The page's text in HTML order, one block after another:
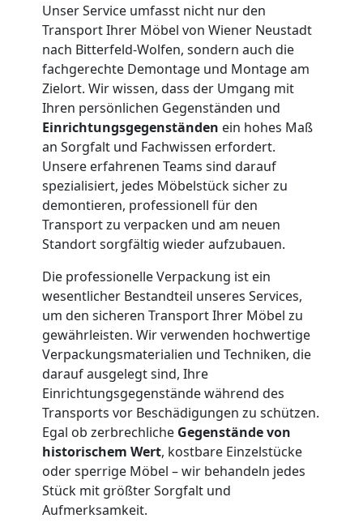
Unser Service umfasst nicht nur den
Transport Ihrer Möbel von Wiener Neustadt
nach Bitterfeld-Wolfen, sondern auch die
fachgerechte Demontage und Montage am
Zielort. Wir wissen, dass der Umgang mit
Ihren persönlichen Gegenständen und
Einrichtungsgegenständen ein hohes Maß
an Sorgfalt und Fachwissen erfordert.
Unsere erfahrenen Teams sind darauf
spezialisiert, jedes Möbelstück sicher zu
demontieren, professionell für den
Transport zu verpacken und am neuen
Standort sorgfältig wieder aufzubauen.
Die professionelle Verpackung ist ein
wesentlicher Bestandteil unseres Services,
um den sicheren Transport Ihrer Möbel zu
gewährleisten. Wir verwenden hochwertige
Verpackungsmaterialien und Techniken, die
darauf ausgelegt sind, Ihre
Einrichtungsgegenstände während des
Transports vor Beschädigungen zu schützen.
Egal ob zerbrechliche Gegenstände von
historischem Wert, kostbare Einzelstücke
oder sperrige Möbel – wir behandeln jedes
Stück mit größter Sorgfalt und
Aufmerksamkeit.
Wiener
Neustadt
Fernumzug
Wiener
Neustadt
Firmenumzug
Wiener
Neustadt
Büroumzug
Wiener
Neustadt